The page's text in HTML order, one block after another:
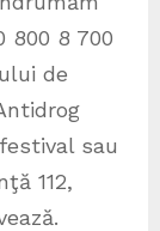
800 8 700
de
sau
112,